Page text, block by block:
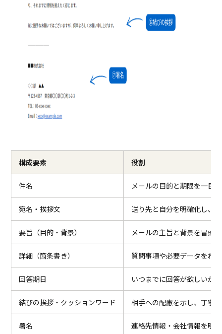
構成要素 役割
件名 メールの目的と期限を一目
宛名・挨拶文 送り先と自分を明確化し、
要旨（目的・背景） メールの主旨と背景を冒頭
詳細（箇条書き） 質問事項や必要データをわ
回答期日 いつまでに回答が欲しいか
結びの挨拶・クッションワード 相手への配慮を示し、丁寧
署名 連絡先情報・会社情報を明